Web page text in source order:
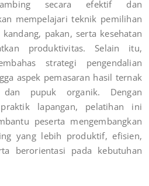
secara efektif dan
mempelajari teknik pemilihan
pakan, serta kesehatan
produktivitas. Selain itu,
strategi pengendalian
aspek pemasaran hasil ternak
pupuk organik. Dengan
lapangan, pelatihan ini
peserta mengembangkan
yang lebih produktif, efisien,
berorientasi pada kebutuhan